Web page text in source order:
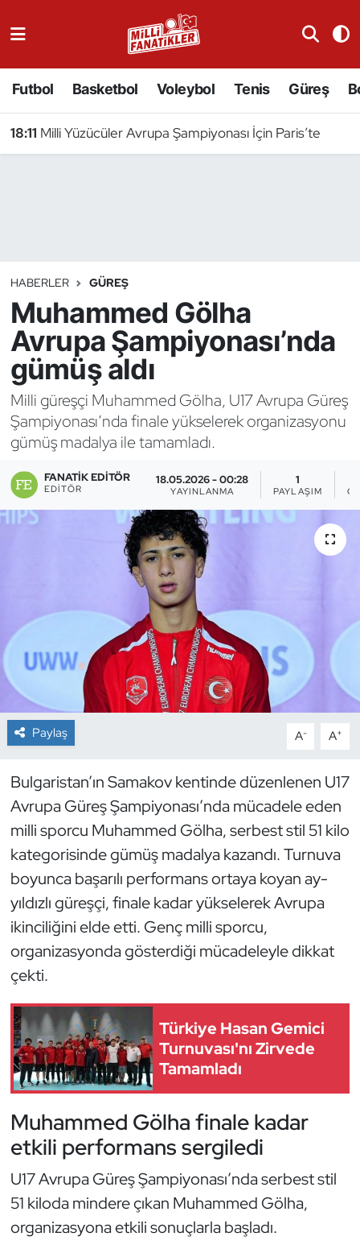
Futbol Basketbol Voleybol Tenis Güreş
18:11 Milli Yüzücüler Avrupa Şampiyonası İçin Paris’te
HABERLER GÜREŞ
Muhammed Gölha
Avrupa Şampiyonası’nda
gümüş aldı
Milli güreşçi Muhammed Gölha, U17 Avrupa Güreş
Şampiyonası’nda finale yükselerek organizasyonu
gümüş madalya ile tamamladı.
FANATIK EDITÖR
EDITÖR
18.05.2026 - 00:28
YAYINLANMA
1
PAYLAŞIM
Paylaş A- A+
Bulgaristan’ın Samakov kentinde düzenlenen U17
Avrupa Güreş Şampiyonası’nda mücadele eden
milli sporcu Muhammed Gölha, serbest stil 51 kilo
kategorisinde gümüş madalya kazandı. Turnuva
boyunca başarılı performans ortaya koyan ay-
yıldızlı güreşçi, finale kadar yükselerek Avrupa
ikinciliğini elde etti. Genç milli sporcu,
organizasyonda gösterdiği mücadeleyle dikkat
çekti.
Türkiye Hasan Gemici
Turnuvası'nı Zirvede
Tamamladı
Muhammed Gölha finale kadar
etkili performans sergiledi
U17 Avrupa Güreş Şampiyonası’nda serbest stil
51 kiloda mindere çıkan Muhammed Gölha,
organizasyona etkili sonuçlarla başladı.
Badminton
Binicilik
Bisiklet
Bocce Bowling Dart
Boks
Briç
Buz Hokeyi
Cimnastik
Curling
Dağcılık
Dövüş Sanatı
E-Spor
Eskrim
Futbol
Futsal
Genel
Golf
Güreş
Halter
Hava Sporları
Hentbol